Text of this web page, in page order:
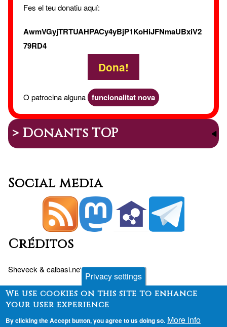
Fes el teu donatiu aquí:
AwmVGyjTRTUAHPACy4yBjP1KoHiJFNmaUBxiV2
79RD4
Dona!
O patrocina alguna funcionalitat nova
> Donants TOP
Social media
Créditos
Sheveck&calbasi.net+Drupal
Peu Contact Fòrum
Privacy settings
We use cookies on this site to enhance
your user experience
By clicking the Accept button, you agree to us doing so. More info